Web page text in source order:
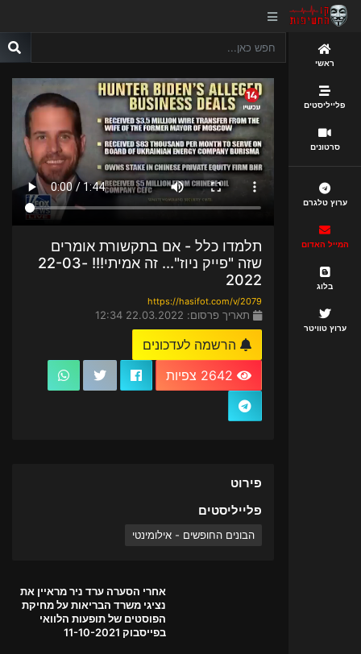
ראשי
פלייליסטים
סרטונים
ערוץ טלגרם
המייל האדום
בלוג
ערוץ טוויטר
תלמדו כלל - אם בתקשורת אומרים
שזה "פייק ניוז"... זה אמיתי!!! 22-03-
2022
https://hasifot.com/v/2079
תאריך פרסום: 22.03.2022 12:34
הרשמה לעדכונים
פירוט
פלייליסטים
הבונים החופשים - אילומינטי
אחרי הסערה ערד ניר מראיין את
נציגי משרד הבריאות על מחיקת
הפוסטים של תופעות הלוואי
בפייסבוק 11-10-2021